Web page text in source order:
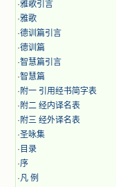
·雅歌引言
·雅歌
·德训篇引言
·德训篇
·智慧篇引言
·智慧篇
· 附一 引用经书简字表
· 附二 经内译名表
· 附三 经外译名表
·圣咏集
· 目录
·序
·凡 例